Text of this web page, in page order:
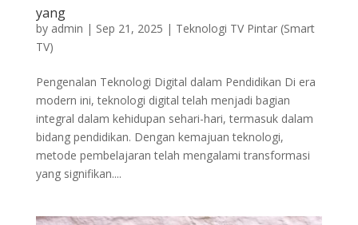
yang
by admin | Sep 21, 2025 | Teknologi TV Pintar (Smart
TV)
Pengenalan Teknologi Digital dalam Pendidikan Di era
modern ini, teknologi digital telah menjadi bagian
integral dalam kehidupan sehari-hari, termasuk dalam
bidang pendidikan. Dengan kemajuan teknologi,
metode pembelajaran telah mengalami transformasi
yang signifikan....